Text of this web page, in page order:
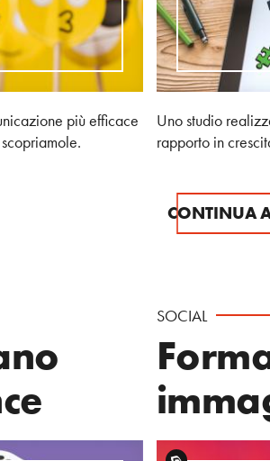
più efficace
Uno studio
rapporto in
CONTINUA
SOCIAL